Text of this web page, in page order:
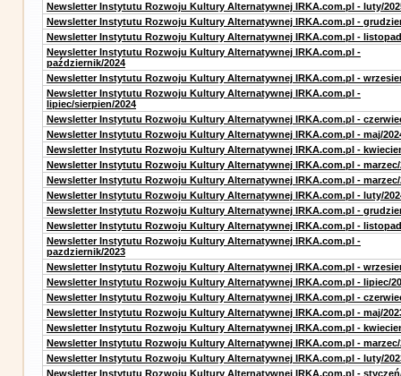
Newsletter Instytutu Rozwoju Kultury Alternatywnej IRKA.com.pl - luty/
Newsletter Instytutu Rozwoju Kultury Alternatywnej IRKA.com.pl -
Newsletter Instytutu Rozwoju Kultury Alternatywnej IRKA.com.pl -
Newsletter Instytutu Rozwoju Kultury Alternatywnej IRKA.com.pl -
październik/2024
Newsletter Instytutu Rozwoju Kultury Alternatywnej IRKA.com.pl -
Newsletter Instytutu Rozwoju Kultury Alternatywnej IRKA.com.pl -
lipiec/sierpien/2024
Newsletter Instytutu Rozwoju Kultury Alternatywnej IRKA.com.pl -
Newsletter Instytutu Rozwoju Kultury Alternatywnej IRKA.com.pl - maj/
Newsletter Instytutu Rozwoju Kultury Alternatywnej IRKA.com.pl -
Newsletter Instytutu Rozwoju Kultury Alternatywnej IRKA.com.pl - marzec/
Newsletter Instytutu Rozwoju Kultury Alternatywnej IRKA.com.pl - marzec/
Newsletter Instytutu Rozwoju Kultury Alternatywnej IRKA.com.pl - luty/
Newsletter Instytutu Rozwoju Kultury Alternatywnej IRKA.com.pl -
Newsletter Instytutu Rozwoju Kultury Alternatywnej IRKA.com.pl -
Newsletter Instytutu Rozwoju Kultury Alternatywnej IRKA.com.pl -
pazdziernik/2023
Newsletter Instytutu Rozwoju Kultury Alternatywnej IRKA.com.pl -
Newsletter Instytutu Rozwoju Kultury Alternatywnej IRKA.com.pl - lipiec/
Newsletter Instytutu Rozwoju Kultury Alternatywnej IRKA.com.pl -
Newsletter Instytutu Rozwoju Kultury Alternatywnej IRKA.com.pl - maj/
Newsletter Instytutu Rozwoju Kultury Alternatywnej IRKA.com.pl -
Newsletter Instytutu Rozwoju Kultury Alternatywnej IRKA.com.pl - marzec/
Newsletter Instytutu Rozwoju Kultury Alternatywnej IRKA.com.pl - luty/
Newsletter Instytutu Rozwoju Kultury Alternatywnej IRKA.com.pl -